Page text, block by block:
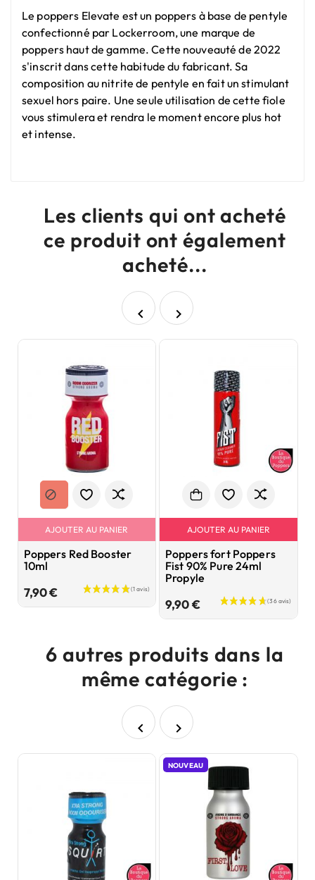
Le poppers Elevate est un poppers à base de pentyle
confectionné par Lockerroom, une marque de
poppers haut de gamme. Cette nouveauté de 2022
s'inscrit dans cette habitude du fabricant. Sa
composition au nitrite de pentyle en fait un stimulant
sexuel hors paire. Une seule utilisation de cette fiole
vous stimulera et rendra le moment encore plus hot
et intense.
Les clients qui ont acheté
ce produit ont également
acheté...
 
AJOUTER AU PANIER
Poppers Red Booster
10ml
7,90 €Prix
AJOUTER AU PANIER
Poppers fort Poppers
Fist 90% Pure 24ml
Propyle
9,90 €Prix
6 autres produits dans la
même catégorie :
 
NOUVEAU